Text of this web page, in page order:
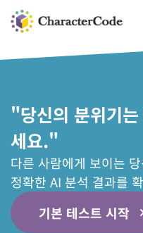
"당신의 분위기
세요."
다른 사람에게 보이는
정확한 AI 분석 결과를
기본 테스트 시작